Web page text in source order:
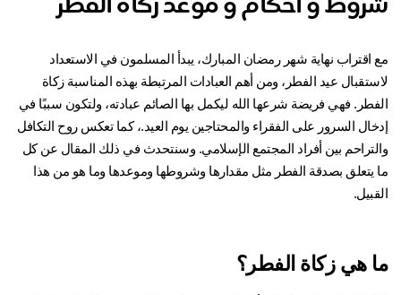
اقتراب نهاية شهر رمضان المبارك، يبدأ المسلمون في الاستعداد
عيد الفطر، ومن أهم العبادات المرتبطة بهذه المناسبة زكاة
فهي فريضة شرعها الله ليكمل بها الصائم عبادته، ولتكون سببًا في
السرور على الفقراء والمحتاجين يوم العيد.، كما تعكس روح التكافل
بين أفراد المجتمع الإسلامي. وسنتحدث في ذلك المقال عن كل
يتعلق بصدقة الفطر مثل مقدارها وشروطها وموعدها وما هو من هذا
هي زكاة الفطر؟